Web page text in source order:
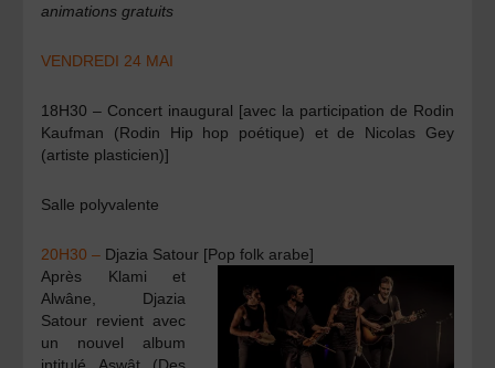
animations gratuits
VENDREDI 24 MAI
18H30 – Concert inaugural [avec la participation de Rodin
Kaufman (Rodin Hip hop poétique) et de Nicolas Gey
(artiste plasticien)]​
Salle polyvalente
20H30 – Djazia Satour [Pop folk arabe]
Après Klami et
Alwâne, Djazia
Satour revient avec
un nouvel album